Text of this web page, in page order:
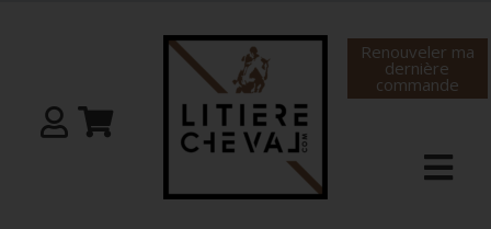
Renouveler ma
dernière
commande